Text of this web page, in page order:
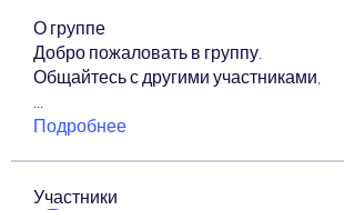
О группе
Добро пожаловать в группу.
Общайтесь с другими участниками,
...
Подробнее
Участники